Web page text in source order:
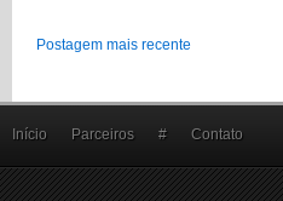
Postagem mais recente
Início Parceiros # Contato